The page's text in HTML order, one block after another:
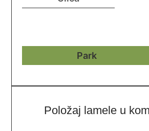
Položaj lamele u